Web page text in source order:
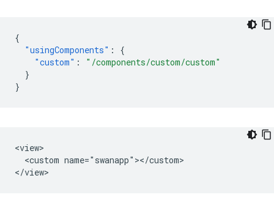
{
"usingComponents" :
{
"custom" :
"/components/custom/custom"
}
}
<view>
  <custom name="swanapp"></custom>